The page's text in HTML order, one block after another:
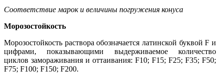
Соответствие марок и величины погружения конуса
Морозостойкость
Морозостойкость раствора обозначается латинской буквой F и
цифрами, показывающими выдерживаемое количество
циклов замораживания и оттаивания: F10; F15; F25; F35; F50;
F75; F100; F150; F200.